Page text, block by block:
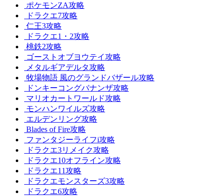
ポケモンZA攻略
ドラクエ7攻略
仁王3攻略
ドラクエ1・2攻略
桃鉄2攻略
ゴーストオブヨウテイ攻略
メタルギアデルタ攻略
牧場物語 風のグランドバザール攻略
ドンキーコングバナンザ攻略
マリオカートワールド攻略
モンハンワイルズ攻略
エルデンリング攻略
Blades of Fire攻略
ファンタジーライフi攻略
ドラクエ3リメイク攻略
ドラクエ10オフライン攻略
ドラクエ11攻略
ドラクエモンスターズ3攻略
ドラクエ6攻略